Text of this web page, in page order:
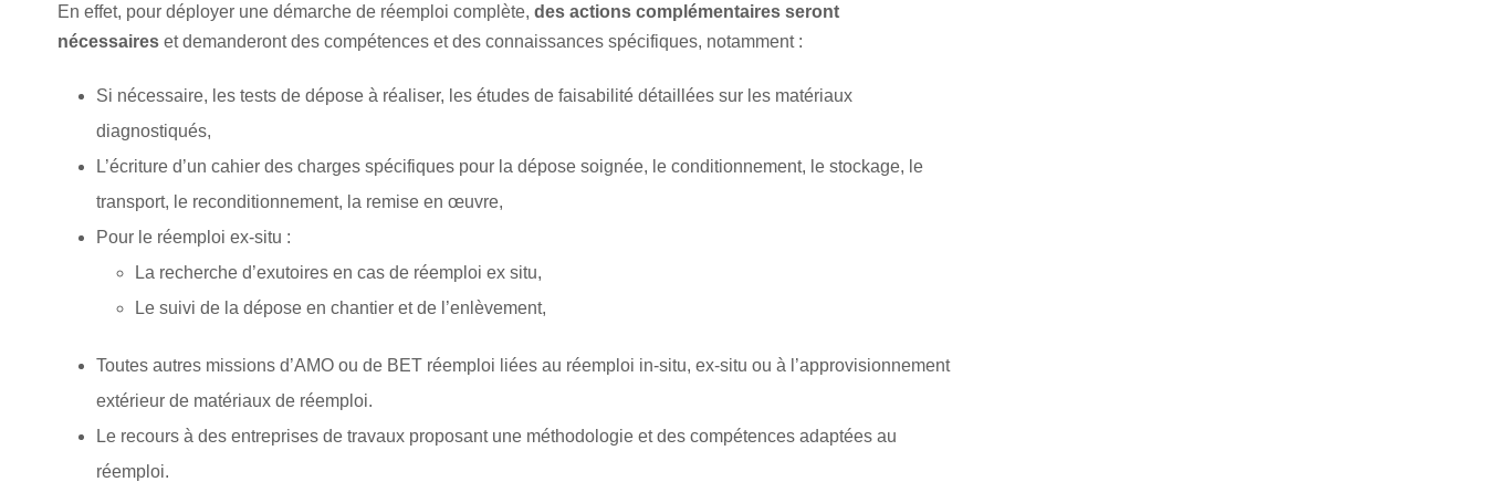
En effet, pour déployer une démarche de réemploi complète, des actions complémentaires seront
nécessaires et demanderont des compétences et des connaissances spécifiques, notamment :
Si nécessaire, les tests de dépose à réaliser, les études de faisabilité détaillées sur les matériaux
diagnostiqués,
L’écriture d’un cahier des charges spécifiques pour la dépose soignée, le conditionnement, le stockage, le
transport, le reconditionnement, la remise en œuvre,
Pour le réemploi ex-situ :
La recherche d’exutoires en cas de réemploi ex situ,
Le suivi de la dépose en chantier et de l’enlèvement,
Toutes autres missions d’AMO ou de BET réemploi liées au réemploi in-situ, ex-situ ou à l’approvisionnement
extérieur de matériaux de réemploi.
Le recours à des entreprises de travaux proposant une méthodologie et des compétences adaptées au
réemploi.